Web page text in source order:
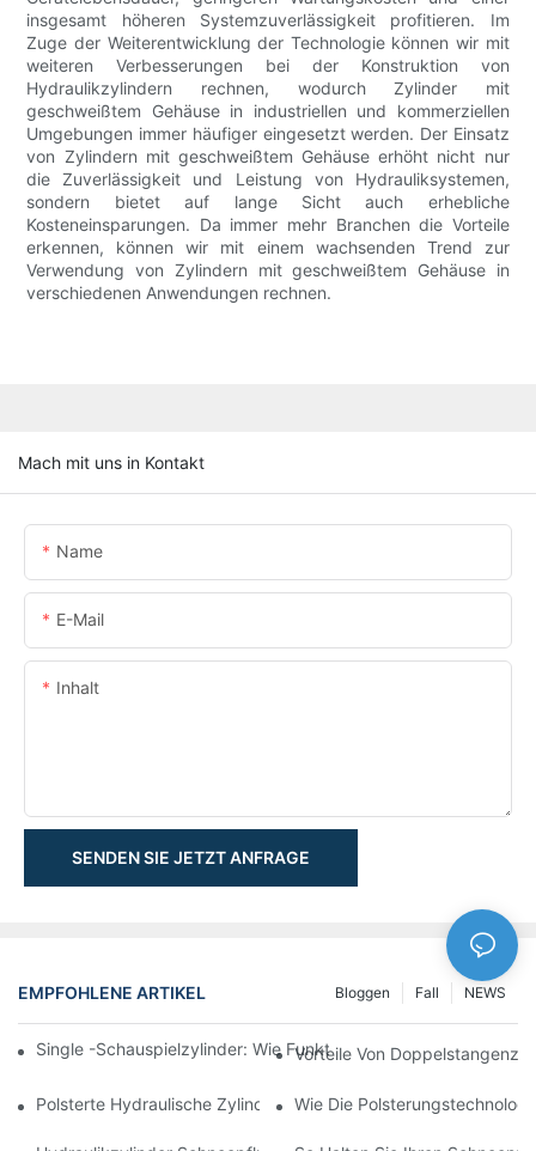
insgesamt höheren Systemzuverlässigkeit profitieren. Im
Zuge der Weiterentwicklung der Technologie können wir mit
weiteren Verbesserungen bei der Konstruktion von
Hydraulikzylindern rechnen, wodurch Zylinder mit
geschweißtem Gehäuse in industriellen und kommerziellen
Umgebungen immer häufiger eingesetzt werden. Der Einsatz
von Zylindern mit geschweißtem Gehäuse erhöht nicht nur
die Zuverlässigkeit und Leistung von Hydrauliksystemen,
sondern bietet auf lange Sicht auch erhebliche
Kosteneinsparungen. Da immer mehr Branchen die Vorteile
erkennen, können wir mit einem wachsenden Trend zur
Verwendung von Zylindern mit geschweißtem Gehäuse in
verschiedenen Anwendungen rechnen.
Mach mit uns in Kontakt
Name
E-Mail
Inhalt
SENDEN SIE JETZT ANFRAGE
EMPFOHLENE ARTIKEL NEWS
Fall
Bloggen
Single -Schauspielzylinder: Wie Funktioniert Es & Gemeinsame
Vorteile Von
Polsterte Hydraulische Zylinder: Verringerung Der Auswirkung
Wie Die